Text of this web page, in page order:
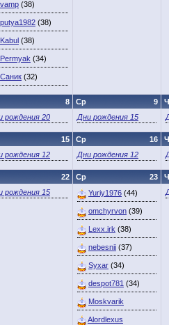
vamp (38)
putya1982 (38)
Kabul (38)
Permyak (34)
Саник (32)
8
рождения 20
9
Ср
Дни рождения 15
15
рождения 12
16
Ср
Дни рождения 12
22
рождения 15
23
Ср
Yuriy1976 (44)
omchyrvon (39)
Lexx.irk (38)
nebesnii (37)
Syxar (34)
despot781 (34)
Moskvarik
Alordlexus